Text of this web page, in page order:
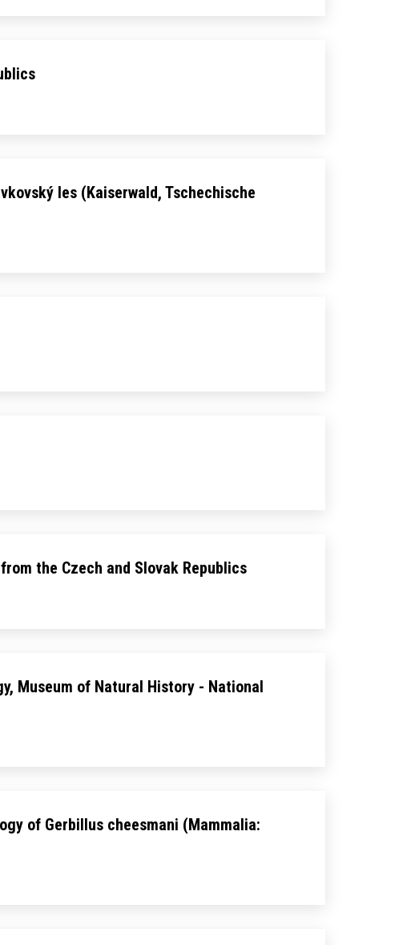
les (Kaiserwald, Tschechische
the Czech and Slovak Republics
Museum of Natural History - National
of Gerbillus cheesmani (Mammalia: